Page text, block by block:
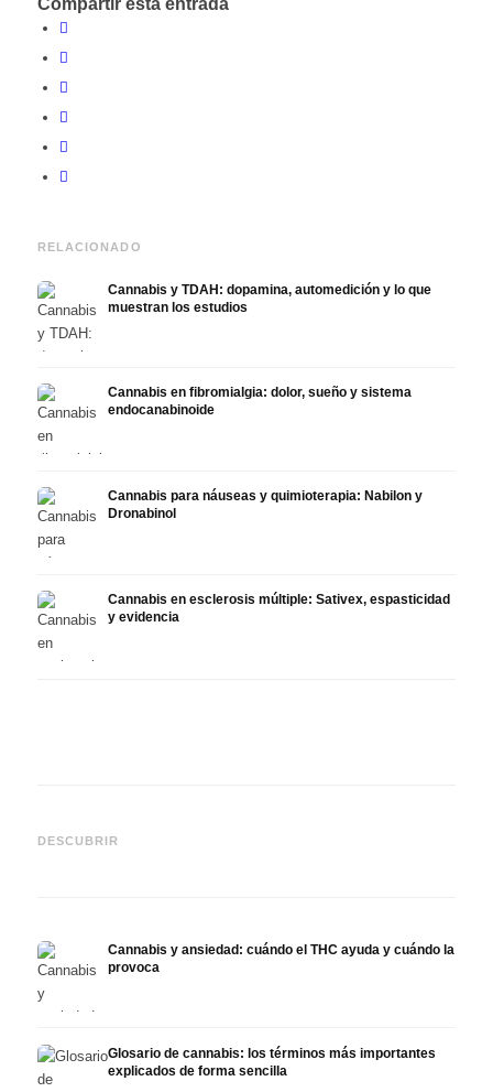
Compartir esta entrada
RELACIONADO
Cannabis y TDAH: dopamina, automedición y lo que
muestran los estudios
Cannabis en fibromialgia: dolor, sueño y sistema
endocanabinoide
Cannabis para náuseas y quimioterapia: Nabilon y
Dronabinol
Cannabis en esclerosis múltiple: Sativex, espasticidad
y evidencia
DESCUBRIR
Epidiolex y el estado actual
Cannabis y ansiedad: cuándo el THC ayuda y cuándo la
provoca
Glosario de cannabis: los términos más importantes
explicados de forma sencilla